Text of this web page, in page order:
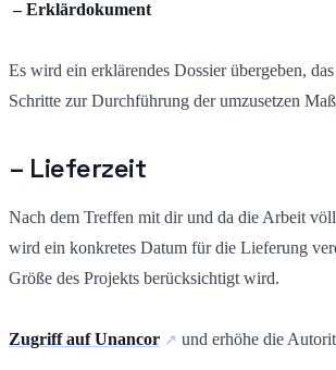
– Erklärdokument
Es wird ein erklärendes Dossier übergeben,
Schritte zur Durchführung der umzusetzen
– Lieferzeit
Nach dem Treffen mit dir und da die Arbeit
wird ein konkretes Datum für die Lieferung
Größe des Projekts berücksichtigt wird.
Zugriff auf Unancor und erhöhe die